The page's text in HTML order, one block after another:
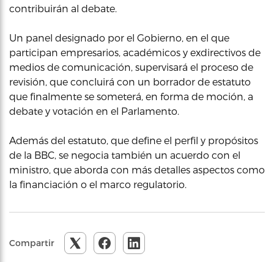
contribuirán al debate.
Un panel designado por el Gobierno, en el que
participan empresarios, académicos y exdirectivos de
medios de comunicación, supervisará el proceso de
revisión, que concluirá con un borrador de estatuto
que finalmente se someterá, en forma de moción, a
debate y votación en el Parlamento.
Además del estatuto, que define el perfil y propósitos
de la BBC, se negocia también un acuerdo con el
ministro, que aborda con más detalles aspectos como
la financiación o el marco regulatorio.
Compartir